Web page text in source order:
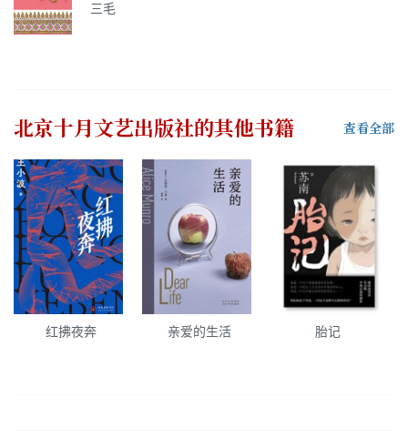
三毛
北京十月文艺出版社的其他书籍 查看全部
红拂夜奔 亲爱的生活 胎记